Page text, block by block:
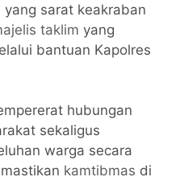
yang sarat keakraban
taklim yang
bantuan Kapolres
hubungan
sekaligus
warga secara
kamtibmas di